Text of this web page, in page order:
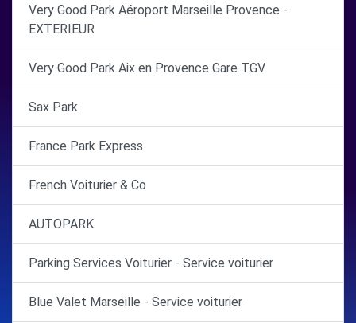
Very Good Park Aéroport Marseille Provence -
EXTERIEUR
Very Good Park Aix en Provence Gare TGV
Sax Park
France Park Express
French Voiturier & Co
AUTOPARK
Parking Services Voiturier - Service voiturier
Blue Valet Marseille - Service voiturier